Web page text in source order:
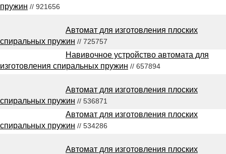
пружин // 921656
Автомат для изготовления плоских
спиральных пружин // 725757
Навивочное устройство автомата для
изготовления спиральных пружин // 657894
Автомат для изготовления плоских
спиральных пружин // 536871
Автомат для изготовления плоских
спиральных пружин // 534286
Автомат для изготовления плоских